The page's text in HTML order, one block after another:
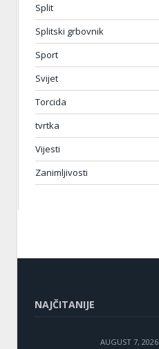
Split
Splitski grbovnik
Sport
Svijet
Torcida
tvrtka
Vijesti
Zanimljivosti
NAJČITANIJE
AUGUST 7, 2026